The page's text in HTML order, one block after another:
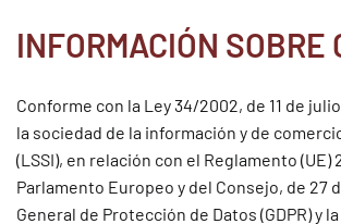
INFORMACIÓN SOBRE
Conforme con la Ley 34/2002, de 11 de
la sociedad de la información y de
(LSSI), en relación con el Reglamento (UE)
Parlamento Europeo y del Consejo, de 27
General de Protección de Datos (GDPR) y